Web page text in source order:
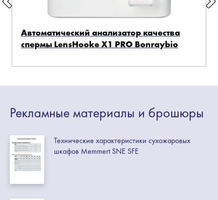
Автоматический анализатор качества
спермы LensHooke X1 PRO Bonraybio
Рекламные материалы и брошюры
Технические характеристики сухожаровых
шкафов Memmert SNE SFE